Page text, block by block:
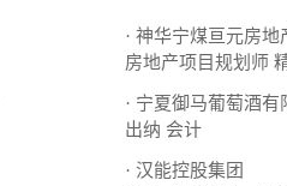
· 神华宁煤亘元房地
房地产项目规划师
· 宁夏御马葡萄酒有
出纳 会计
· 汉能控股集团